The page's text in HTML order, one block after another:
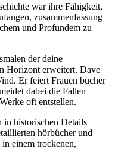
war ihre Fähigkeit,
zusammenfassung
und Profundem zu
der deine
Horizont erweitert. Dave
Er feiert Frauen bücher
dabei die Fallen
oft entstellen.
in historischen Details
hörbücher und
einem trockenen,